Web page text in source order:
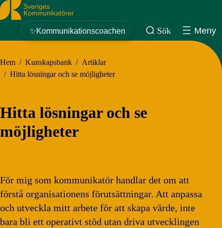
Sveriges Kommunikatörer
✨Kommunikationscoachen Sök Meny
Hem / Kunskapsbank / Artiklar
/ Hitta lösningar och se möjligheter
Hitta lösningar och se
möjligheter
För mig som kommunikatör handlar det om att
förstå organisationens förutsättningar. Att anpassa
och utveckla mitt arbete för att skapa värde, inte
bara bli ett operativt stöd utan driva utvecklingen